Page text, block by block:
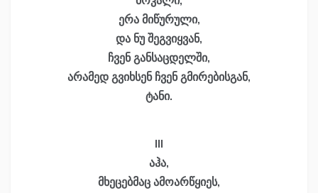
ერა მიწურული,
და ნუ შეგვიყვან,
ჩვენ განსაცდელში,
არამედ გვიხსენ ჩვენ გმირებისგან,
ტანი.
III
აჰა,
მხეცებმაც ამოარწყიეს,